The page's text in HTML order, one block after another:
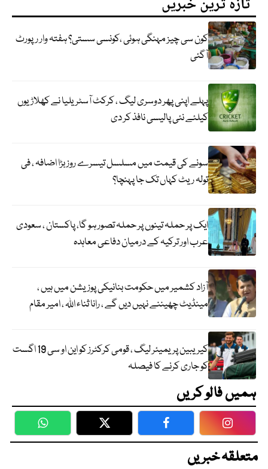
کون سی چیز مہنگی ہوئی ،کونسی سستی؟ ہفتہ وار رپورٹ
آگئی
پہلے اپنی پھر دوسری لیگ ، کرکٹ آسٹریلیا نے کھلاڑیوں
کیلئے نئی پالیسی نافذ کر دی
سونے کی قیمت میں مسلسل تیسرے روز بڑا اضافہ ، فی
تولہ ریٹ کہاں تک جا پہنچا؟
ایک پر حملہ تینوں پر حملہ تصور ہو گا، پاکستان ، سعودی
عرب اور ترکیہ کے درمیان دفاعی معاہدہ
آزاد کشمیر میں حکومت بنانیکی پوزیشن میں ہیں ،
مینڈیٹ چھیننے نہیں دیں گے ، رانا ثناء اللہ ، امیر مقام
کیریبین پریمیئر لیگ ، قومی کرکٹرز کو این او سی 19 اگست
کو جاری کرنے کا فیصلہ
ہمیں فالو کریں
WhatsApp Twitter Facebook
متعلقہ خبریں